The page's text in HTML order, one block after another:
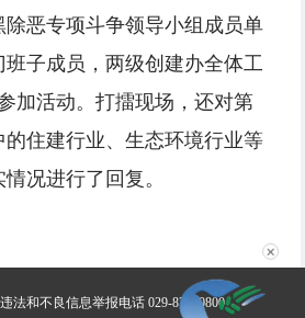
恶专项斗争领导小组成员单
子成员，两级创建办全体工
加活动。打擂现场，还对第
住建行业、生态环境行业等
况进行了回复。
法和不良信息举报电话 029-87030800
✕